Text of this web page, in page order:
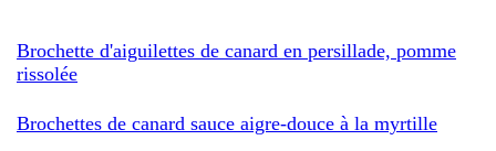
Brochette d'aiguilettes de canard en persillade, pomme
rissolée
Brochettes de canard sauce aigre-douce à la myrtille